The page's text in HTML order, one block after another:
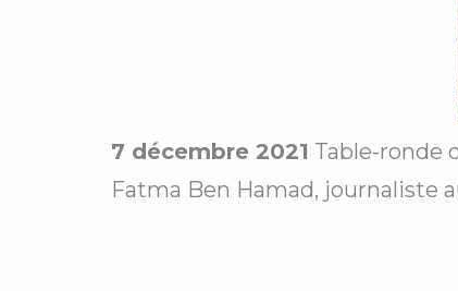
7 décembre 2021 Table-ronde
Fatma Ben Hamad, journaliste